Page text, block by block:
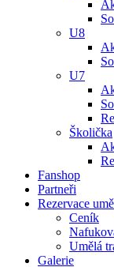
U8
U7
Školička
Fanshop
Partneři
Rezervace
Ceník
Umělá
Galerie